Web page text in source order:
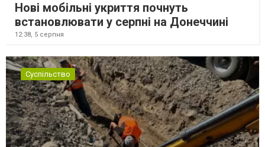
Нові мобільні укриття почнуть
встановлювати у серпні на Донеччині
12:38, 5 серпня
Суспільство